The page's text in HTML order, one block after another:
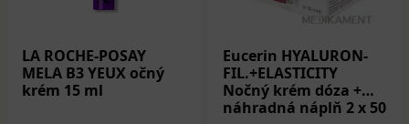
LA ROCHE-POSAY
MELA B3 YEUX očný
krém 15 ml
Eucerin HYALURON-
FIL.+ELASTICITY
Nočný krém dóza +
náhradná náplň 2 x 50